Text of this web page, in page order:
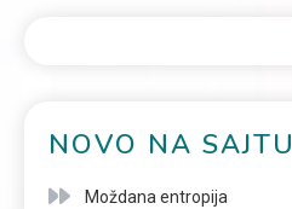
NOVO NA SAJTU
Moždana entropija